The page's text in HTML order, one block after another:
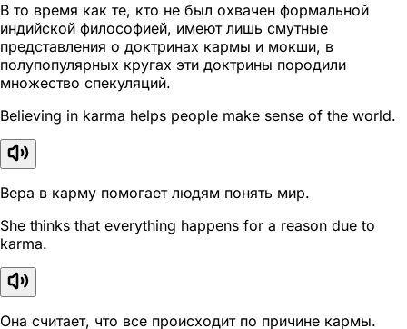
В то время как те, кто не был охвачен формальной
индийской философией, имеют лишь смутные
представления о доктринах кармы и мокши, в
полупопулярных кругах эти доктрины породили
множество спекуляций.
Believing in karma helps people make sense of the world.
Вера в карму помогает людям понять мир.
She thinks that everything happens for a reason due to
karma.
Она считает, что все происходит по причине кармы.